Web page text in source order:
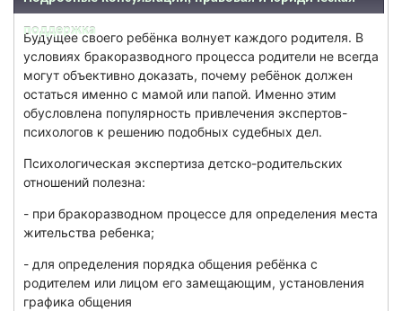
Будущее своего ребёнка волнует каждого родителя. В
условиях бракоразводного процесса родители не всегда
могут объективно доказать, почему ребёнок должен
остаться именно с мамой или папой. Именно этим
обусловлена популярность привлечения экспертов-
психологов к решению подобных судебных дел.
Психологическая экспертиза детско-родительских
отношений полезна:
- при бракоразводном процессе для определения места
жительства ребенка;
- для определения порядка общения ребёнка с
родителем или лицом его замещающим, установления
графика общения
поддержка